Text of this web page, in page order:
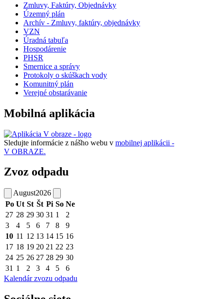
Zmluvy, Faktúry, Objednávky
Územný plán
Archív - Zmluvy, faktúry, objednávky
VZN
Úradná tabuľa
Hospodárenie
PHSR
Smernice a správy
Protokoly o skúškach vody
Komunitný plán
Verejné obstarávanie
Mobilná aplikácia
Sledujte informácie z nášho webu v mobilnej aplikácii -
V OBRAZE.
Zvoz odpadu
August2026
Po Ut St Št Pi So Ne
27 28 29 30 31 1
2
3
4 5 6 7 8
9
10 11 12 13 14 15 16
17 18 19 20 21 22 23
24 25 26 27 28 29 30
31 1 2 3 4 5
6
Kalendár zvozu odpadu